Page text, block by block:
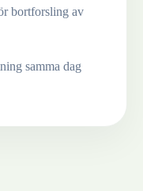
bortforsling av
samma dag